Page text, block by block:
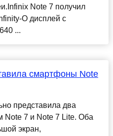
Note 7 получил
O дисплей с
...
смартфоны Note
представила два
Note 7 и Note 7 Lite. Оба
экран,